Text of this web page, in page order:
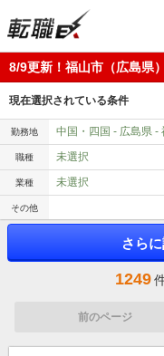
8/9更新！福山市（広島
現在選択されている条件
勤務地 中国・四国 - 広島県 -
職種 未選択
業種 未選択
その他
さら
1249
前のページ